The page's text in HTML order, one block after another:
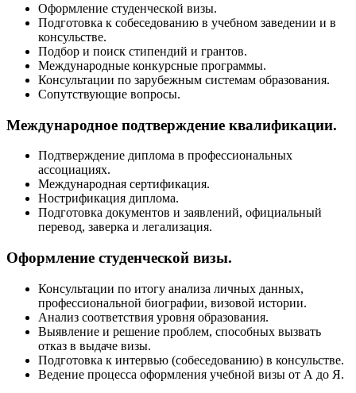
Оформление студенческой визы.
Подготовка к собеседованию в учебном заведении и в
консульстве.
Подбор и поиск стипендий и грантов.
Международные конкурсные программы.
Консультации по зарубежным системам образования.
Сопутствующие вопросы.
Международное подтверждение квалификации.
Подтверждение диплома в профессиональных
ассоциациях.
Международная сертификация.
Нострификация диплома.
Подготовка документов и заявлений, официальный
перевод, заверка и легализация.
Оформление студенческой визы.
Консультации по итогу анализа личных данных,
профессиональной биографии, визовой истории.
Анализ соответствия уровня образования.
Выявление и решение проблем, способных вызвать
отказ в выдаче визы.
Подготовка к интервью (собеседованию) в консульстве.
Ведение процесса оформления учебной визы от А до Я.